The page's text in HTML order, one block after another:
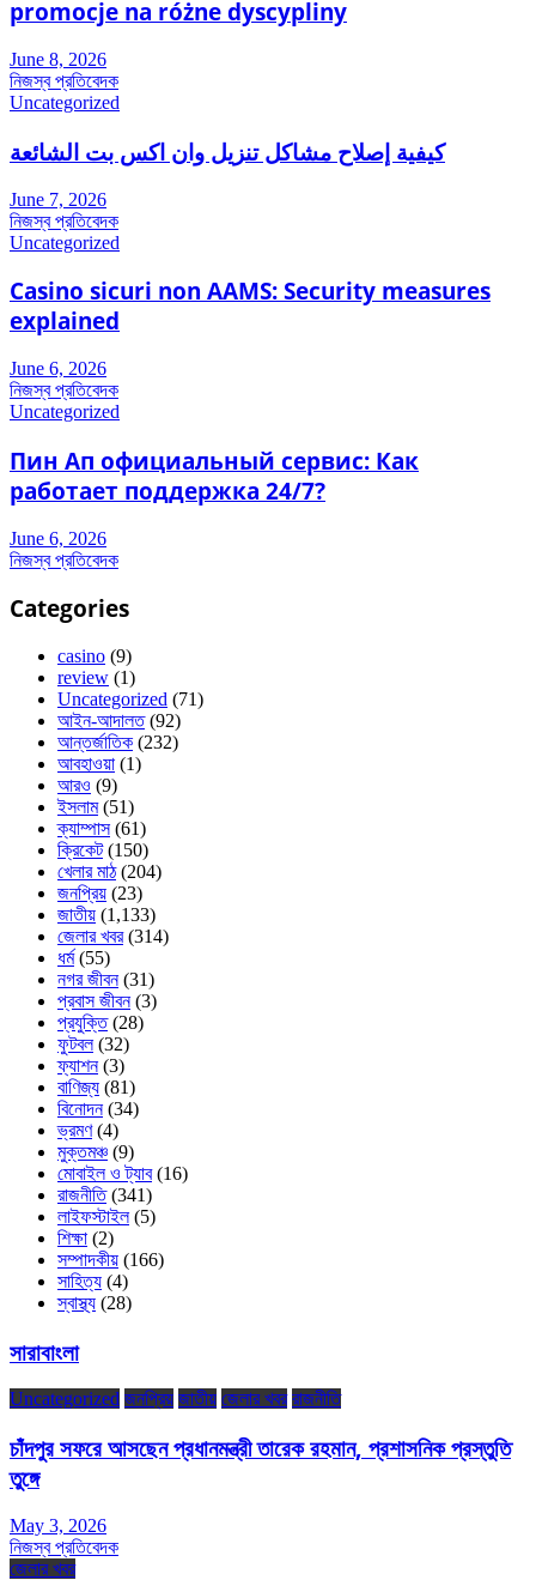
promocje na różne dyscypliny
June 8, 2026
নিজস্ব প্রতিবেদক
Uncategorized
كيفية إصلاح مشاكل تنزيل وان اكس بت الشائعة
June 7, 2026
নিজস্ব প্রতিবেদক
Uncategorized
Casino sicuri non AAMS: Security measures
explained
June 6, 2026
নিজস্ব প্রতিবেদক
Uncategorized
Пин Ап официальный сервис: Как
работает поддержка 24/7?
June 6, 2026
নিজস্ব প্রতিবেদক
Categories
casino (9)
review (1)
Uncategorized (71)
আইন-আদালত(92)
আন্তর্জাতিক (232)
আবহাওয়া (1)
আরও (9)
ইসলাম(51)
ক্যাম্পাস(61)
ক্রিকেট(150)
খেলার মাঠ(204)
জনপ্রিয় (23)
জাতীয় (1,133)
জেলার খবর(314)
ধর্ম(55)
নগর জীবন(31)
প্রবাস জীবন(3)
প্রযুক্তি(28)
ফুটবল(32)
ফ্যাশন(3)
বাণিজ্য (81)
বিনোদন(34)
ভ্রমণ(4)
মুক্তমঞ্চ (9)
মোবাইল ও ট্যাব(16)
রাজনীতি(341)
লাইফস্টাইল(5)
শিক্ষা (2)
সম্পাদকীয় (166)
সাহিত্য (4)
স্বাস্থ্য (28)
সারাবাংলা
Uncategorized জনপ্রিয় জাতীয় জেলার খবর রাজনীতি
চাঁদপুর সফরে আসছেন প্রধানমন্ত্রী তারেক রহমান, প্রশাসনিক প্রস্তুতি
তুঙ্গে
May 3, 2026
নিজস্ব প্রতিবেদক
জেলার খবর